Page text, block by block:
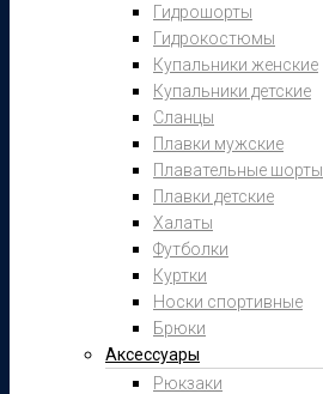
Гидрошорты
Гидрокостюмы
Купальники женские
Купальники детские
Сланцы
Плавки мужские
Плавательные шорты
Плавки детские
Халаты
Футболки
Куртки
Носки спортивные
Брюки
Аксессуары
Рюкзаки